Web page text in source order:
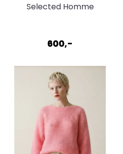
Selected Homme
600,-